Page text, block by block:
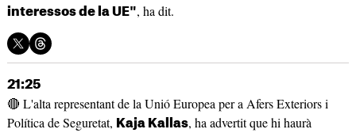
interessos de la UE", ha dit.
21:25
🔴 L'alta representant de la Unió Europea per a Afers Exteriors i
Política de Seguretat, Kaja Kallas, ha advertit que hi haurà